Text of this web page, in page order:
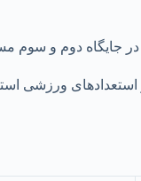
دوم و سوم مسابقات
استعدادهای